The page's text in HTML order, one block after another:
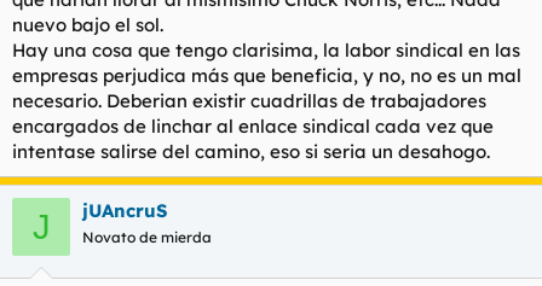
nuevo bajo el sol.
Hay una cosa que tengo clarisima, la labor sindical en las
empresas perjudica más que beneficia, y no, no es un mal
necesario. Deberian existir cuadrillas de trabajadores
encargados de linchar al enlace sindical cada vez que
intentase salirse del camino, eso si seria un desahogo.
J jUAncruS
Novato de mierda